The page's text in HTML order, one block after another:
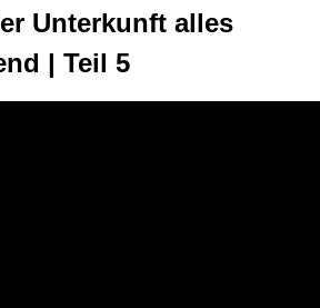
Unterkunft alles
| Teil 5